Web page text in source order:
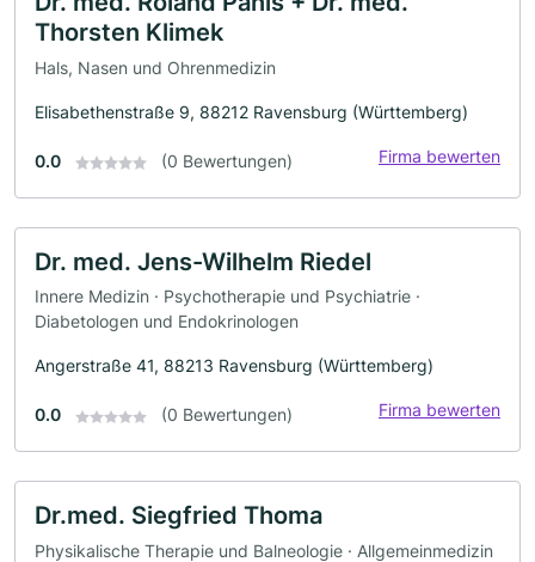
Thorsten Klimek
Hals, Nasen und Ohrenmedizin
Elisabethenstraße 9, 88212 Ravensburg (Württemberg)
0.0 (0 Bewertungen) Firma bewerten
Dr. med. Jens-Wilhelm Riedel
Innere Medizin · Psychotherapie und Psychiatrie ·
Diabetologen und Endokrinologen
Angerstraße 41, 88213 Ravensburg (Württemberg)
0.0 (0 Bewertungen) Firma bewerten
Dr.med. Siegfried Thoma
Physikalische Therapie und Balneologie · Allgemeinmedizin